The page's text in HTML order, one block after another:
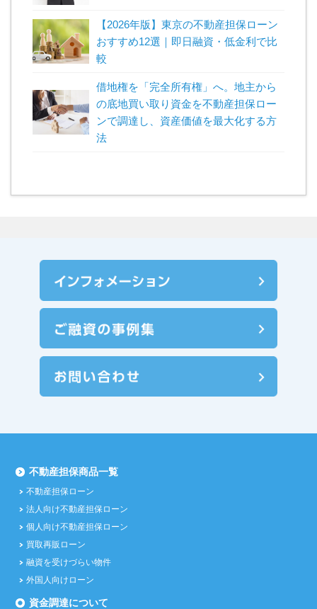
【2026年版】東京の不動産担保ローン
おすすめ12選｜即日融資・低金利で比
較
借地権を「完全所有権」へ。地主から
の底地買い取り資金を不動産担保ロー
ンで調達し、資産価値を最大化する方
法
不動産担保商品一覧
不動産担保ローン
法人向け不動産担保ローン
個人向け不動産担保ローン
買取再販ローン
融資を受けづらい物件
外国人向けローン
資金調達について